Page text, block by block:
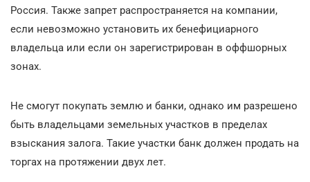
Россия. Также запрет распространяется на компании,
если невозможно установить их бенефициарного
владельца или если он зарегистрирован в оффшорных
зонах.
Не смогут покупать землю и банки, однако им разрешено
быть владельцами земельных участков в пределах
взыскания залога. Такие участки банк должен продать на
торгах на протяжении двух лет.